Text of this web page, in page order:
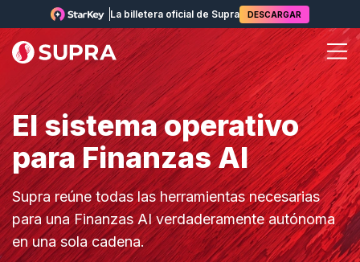
La billetera oficial de Supra DESCARGAR
El sistema operativo
para Finanzas AI
Supra reúne todas las herramientas necesarias
para una Finanzas AI verdaderamente autónoma
en una sola cadena.